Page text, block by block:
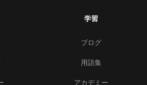
学習
ブログ
用語集
アカデミー